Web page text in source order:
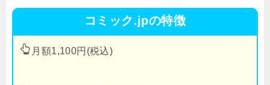
コミック.jpの特徴
月額1,100円(税込)